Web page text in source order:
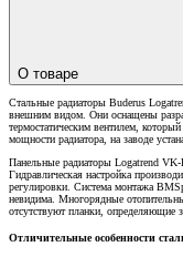
О товаре
Стальные радиаторы Buderus
внешним видом. Они оснащены
термостатическим вентилем,
мощности радиатора, на заводе
Панельные радиаторы Logatrend VK-
Гидравлическая настройка
регулировки. Система монтажа
невидима. Многорядные
отсутствуют планки, определяющие
Отличительные особенности